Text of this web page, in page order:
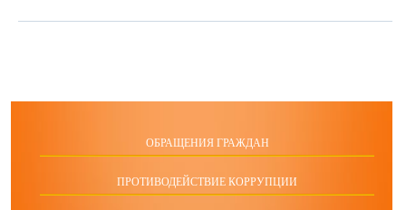
ОБРАЩЕНИЯ ГРАЖДАН
ПРОТИВОДЕЙСТВИЕ КОРРУПЦИИ